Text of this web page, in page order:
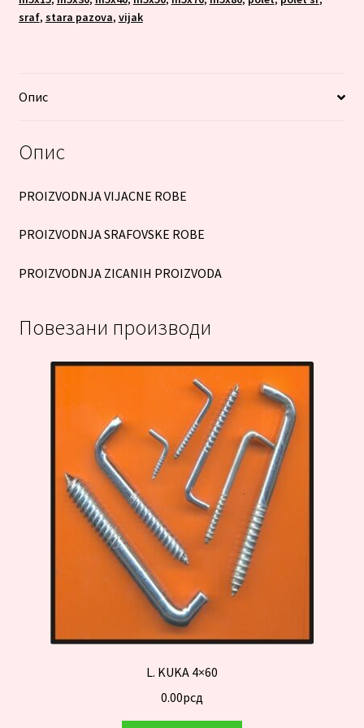
sraf, stara pazova, vijak
Опис
Опис
PROIZVODNJA VIJACNE ROBE
PROIZVODNJA SRAFOVSKE ROBE
PROIZVODNJA ZICANIH PROIZVODA
Повезани производи
L. KUKA 4×60
0.00рсд